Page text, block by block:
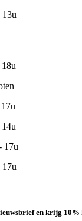
en krijg 10%